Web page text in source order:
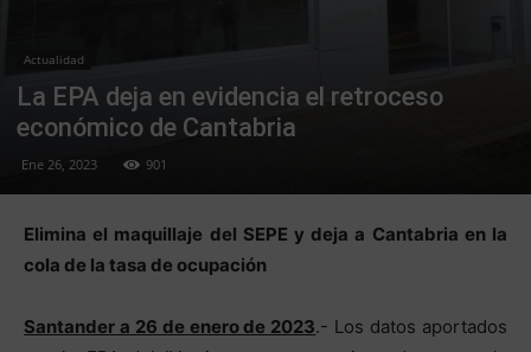
Actualidad
La EPA deja en evidencia el retroceso
económico de Cantabria
Ene 26, 2023 901
Elimina el maquillaje del SEPE y deja a Cantabria en la
cola de la tasa de ocupación
Santander a 26 de enero de 2023.- Los datos aportados